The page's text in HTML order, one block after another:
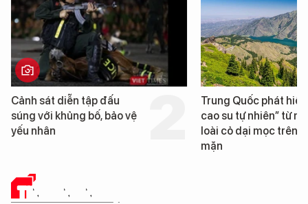
Trung Quốc phát hiện “mỏ
cao su tự nhiên” từ một
loài cỏ dại mọc trên đất
Loạt dự án bất động
Đà Nẵng sắp bị kiểm
TIN CÔNG NGHỆ